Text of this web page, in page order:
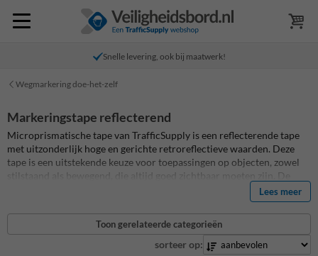
Snelle levering, ook bij maatwerk!
Wegmarkering doe-het-zelf
Markeringstape reflecterend
Microprismatische tape van TrafficSupply is een reflecterende tape
met uitzonderlijk hoge en gerichte retroreflectieve waarden. Deze
tape is een uitstekende keuze voor toepassingen op objecten, zowel
stilstaand als bewegend, die altijd goed zichtbaar moeten zijn. De
microprismatische technologie zorgt ervoor dat licht effectief wordt
teruggekaatst, wat bijdraagt aan verhoogde veiligheid en
zichtbaarheid.
Lees meer
Toon gerelateerde categorieën
sorteer op: